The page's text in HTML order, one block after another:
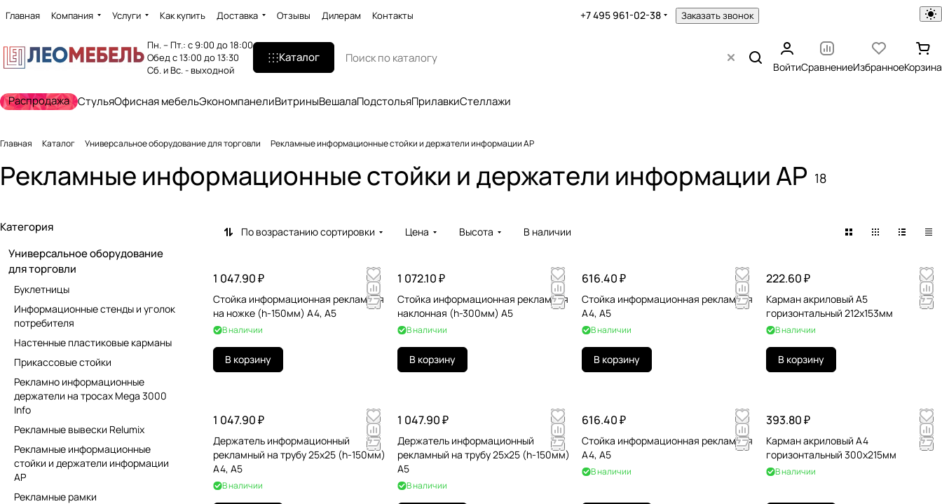
Главная Компания Услуги Как купить Доставка Отзывы Дилерам Контакты +7 495 961-02-38 Заказать звонок
Пн. – Пт.: с 9:00 до 18:00
Обед с 13:00 до 13:30
Сб. и Вс. - выходной
Каталог
ВойтиСравнениеИзбранноеКорзина
Распродажа СтульяОфисная мебельЭкономпанелиВитриныВешалаПодстольяПрилавкиСтеллажи
Главная Каталог Универсальное оборудование для торговли Рекламные информационные стойки и держатели информации AP
Рекламные информационные стойки и держатели информации AP 18
По возрастанию сортировки Цена Высота В наличии
1 047.90 ₽
Стойка информационная рекламная
на ножке (h-150мм) А4, A5
В наличии
В корзину
1 072.10 ₽
Стойка информационная рекламная
наклонная (h-300мм) A5
В наличии
В корзину
616.40 ₽
Стойка информационная рекламная
А4, A5
В наличии
В корзину
222.60 ₽
Карман акриловый А5
горизонтальный 212х153мм
В наличии
В корзину
1 047.90 ₽
Держатель информационный
рекламный на трубу 25х25 (h-150мм)
А4, A5
В наличии
1 047.90 ₽
Держатель информационный
рекламный на трубу 25х25 (h-150мм)
A5
В наличии
616.40 ₽
Стойка информационная рекламная
А4, A5
В наличии
393.80 ₽
Карман акриловый А4
горизонтальный 300х215мм
В наличии
Категория
Универсальное оборудование
для торговли
Буклетницы
Информационные стенды и уголок
потребителя
Настенные пластиковые карманы
Прикассовые стойки
Рекламно информационные
держатели на тросах Mega 3000
Info
Рекламные вывески Relumix
Рекламные информационные
стойки и держатели информации
AP
Рекламные рамки